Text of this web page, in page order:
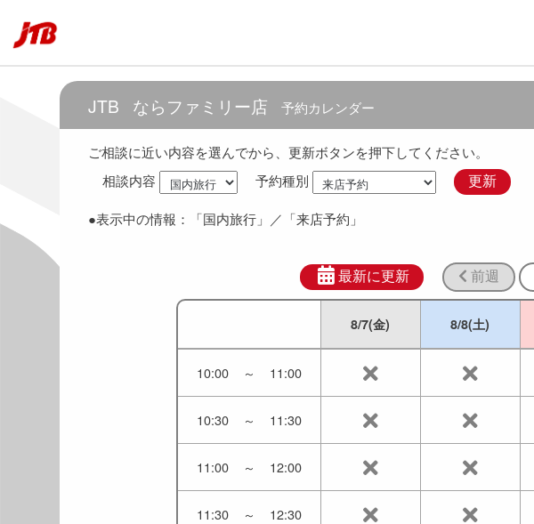
JTB ならファミリー店 予約カレンダー
ご相談に近い内容を選んでから、更新ボタンを押下してください。
相談内容
予約種別 更新
●表示中の情報： 「国内旅行」 ／「来店予約」
最新に更新 前週
8/7(金) 8/8(土)
8:00 9:00
8:30 ～ 9:30
10:00 ～ 11:00
10:30 ～ 11:30
11:00 ～ 12:00
11:30 ～ 12:30